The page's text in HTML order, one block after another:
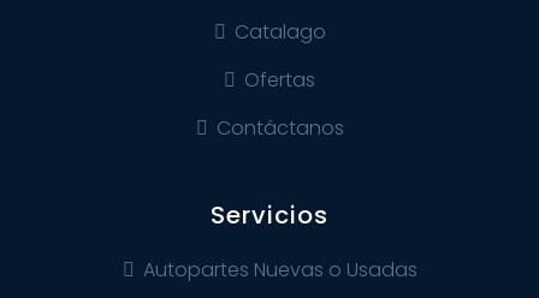
Catalago
Ofertas
Contáctanos
Servicios
Autopartes Nuevas o Usadas